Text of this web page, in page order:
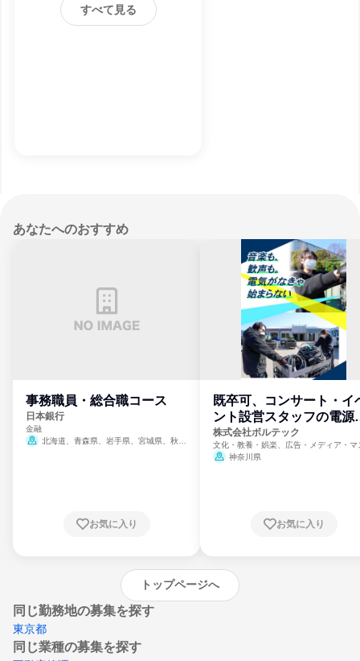
すべて見る
あなたへのおすすめ
事務職員・総合職コース
日本銀行
金融
北海道、青森県、岩手県、宮城県、秋田
崎県、熊本県、大分県、宮崎県、鹿児島県、
お気に入り
既卒可、コンサート・イ
ント設営スタッフの電源
門
株式会社ボルテック
文化・教養・娯楽、広告・メディア・マ
ミ、電力・ガス・水道・エネルギー
神奈川県
お気に入り
トップページへ
同じ勤務地の募集を探す
東京都
同じ業種の募集を探す